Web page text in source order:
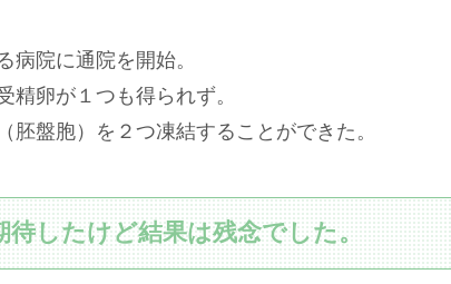
病院に通院を開始。
精卵が１つも得られず。
胚盤胞）を２つ凍結することができた。
待したけど結果は残念でした。